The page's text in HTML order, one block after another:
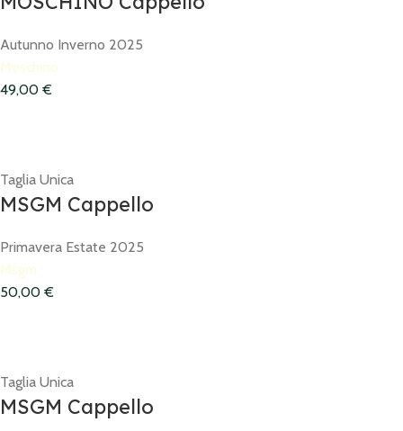
Autunno Inverno 2025
Moschino
49,00 €
Taglia Unica
MSGM Cappello
Primavera Estate 2025
Msgm
50,00 €
Taglia Unica
MSGM Cappello